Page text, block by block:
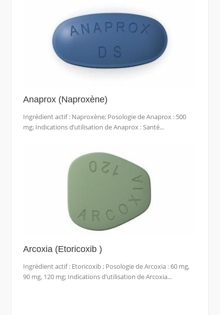
Anaprox (Naproxène)
Ingrédient actif : Naproxène; Posologie de Anaprox : 500
mg; Indications d’utilisation de Anaprox : Santé...
Arcoxia (Etoricoxib )
Ingrédient actif : Etoricoxib ; Posologie de Arcoxia : 60 mg,
90 mg, 120 mg; Indications d’utilisation de Arcoxia...